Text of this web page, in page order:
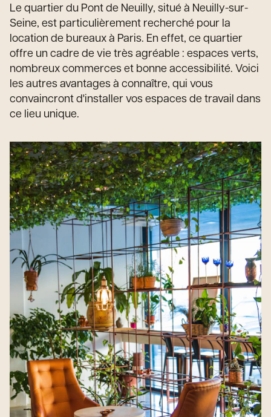
Le quartier du Pont de Neuilly, situé à Neuilly-sur-
Seine, est particulièrement recherché pour la
location de bureaux à Paris. En effet, ce quartier
offre un cadre de vie très agréable : espaces verts,
nombreux commerces et bonne accessibilité. Voici
les autres avantages à connaître, qui vous
convaincront d'installer vos espaces de travail dans
ce lieu unique.